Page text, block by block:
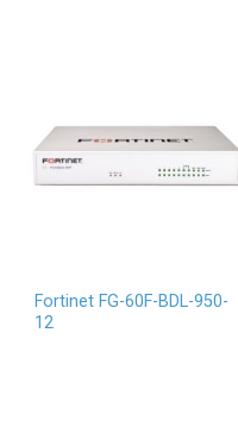
Fortinet FG-60F-BDL-950-
12